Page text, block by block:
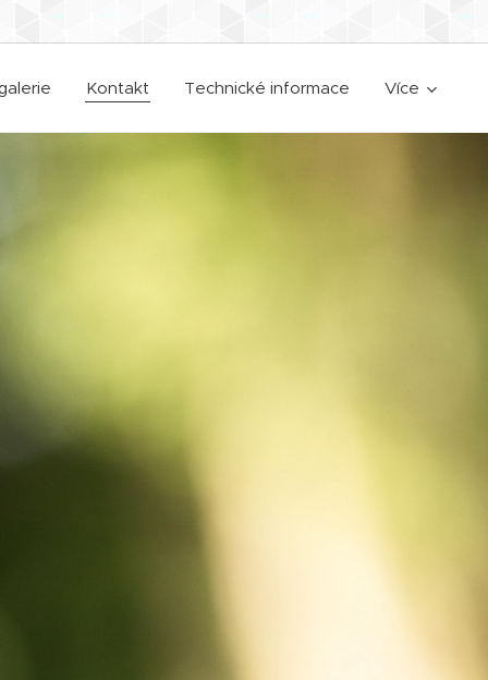
Kontakt Technické informace Více